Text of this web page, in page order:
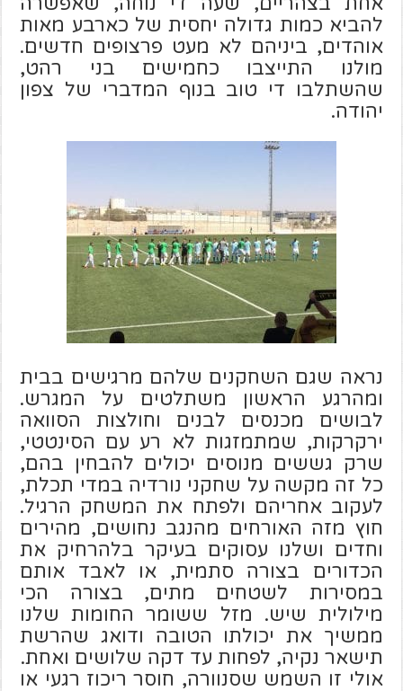
להביא כמות גדולה יחסית של כארבע מאות
אוהדים, ביניהם לא מעט פרצופים חדשים.
מולנו התייצבו כחמישים בני רהט,
שהשתלבו די טוב בנוף המדברי של צפון
יהודה.
נראה שגם השחקנים שלהם מרגישים בבית
ומהרגע הראשון משתלטים על המגרש.
לבושים מכנסים לבנים וחולצות הסוואה
ירקרקות, שמתמזגות לא רע עם הסינטטי,
שרק גששים מנוסים יכולים להבחין בהם,
כל זה מקשה על שחקני נורדיה במדי תכלת,
לעקוב אחריהם ולפתח את המשחק הרגיל.
חוץ מזה האורחים מהנגב נחושים, מהירים
וחדים ושלנו עסוקים בעיקר בלהרחיק את
הכדורים בצורה סתמית, או לאבד אותם
במסירות לשטחים מתים, בצורה הכי
מילולית שיש. מזל ששומר החומות שלנו
ממשיך את יכולתו הטובה ודואג שהרשת
תישאר נקיה, לפחות עד דקה שלושים ואחת.
אולי זו השמש שסנוורה, חוסר ריכוז רגעי או